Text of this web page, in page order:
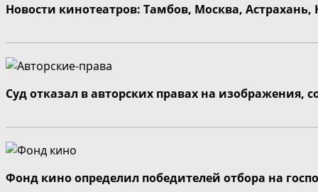
Новости кинотеатров: Тамбов, Москва,
Суд отказал в авторских правах на изображения,
Фонд кино определил победителей отбора на